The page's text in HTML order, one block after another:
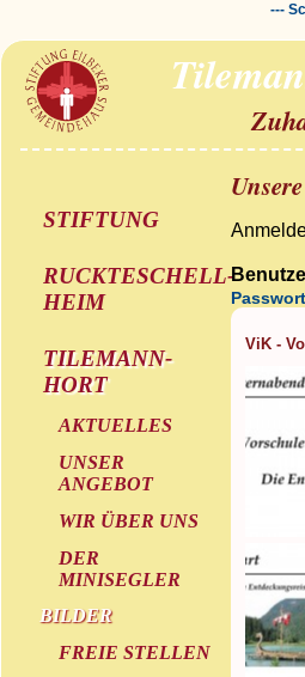
---
STIFTUNG
RUCKTESCHELL-
HEIM
TILEMANN-
HORT
AKTUELLES
UNSER
ANGEBOT
WIR ÜBER UNS
DER
MINISEGLER
BILDER
FREIE STELLEN
ViK -